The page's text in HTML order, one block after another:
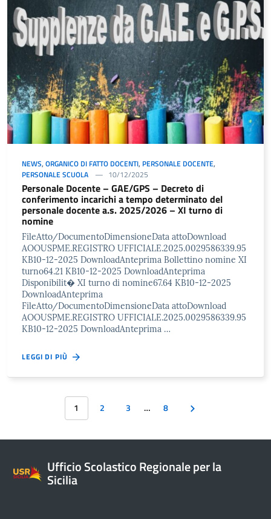
NEWS, ORGANICO DI FATTO DOCENTI, PERSONALE DOCENTE,
PERSONALE SCUOLA
10/12/2025
Personale Docente – GAE/GPS – Decreto di
conferimento incarichi a tempo determinato del
personale docente a.s. 2025/2026 – XI turno di
nomine
FileAtto/DocumentoDimensioneData attoDownload
AOOUSPME.REGISTRO UFFICIALE.2025.0029586339.95
KB10-12-2025 DownloadAnteprima Bollettino nomine XI
turno64.21 KB10-12-2025 DownloadAnteprima
Disponibilit� XI turno di nomine67.64 KB10-12-2025
DownloadAnteprima
FileAtto/DocumentoDimensioneData attoDownload
AOOUSPME.REGISTRO UFFICIALE.2025.0029586339.95
KB10-12-2025 DownloadAnteprima …
LEGGI DI PIÙ
1 2 3 … 8
Ufficio Scolastico Regionale per la
Sicilia